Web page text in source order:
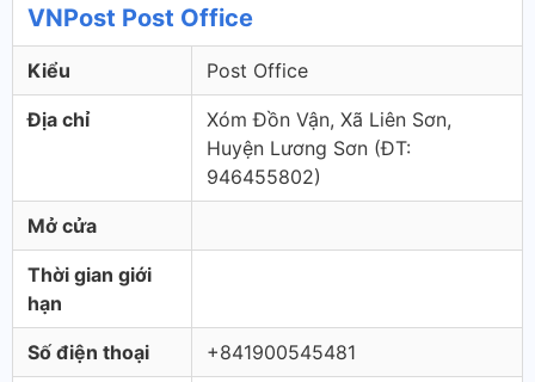
VNPost Post Office
Kiểu Post Office
Địa chỉ
Xóm Đồn Vận, Xã Liên Sơn,
Huyện Lương Sơn (ÐT:
946455802)
Mở cửa
Thời gian giới
hạn
Số điện thoại +841900545481